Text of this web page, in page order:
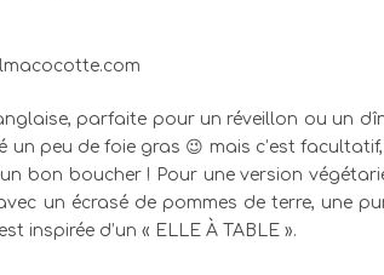
parfaite pour un réveillon ou un
un peu de foie gras 😉 mais c’est
bon boucher ! Pour une version
un écrasé de pommes de terre, une
inspirée d’un « ELLE À TABLE ».